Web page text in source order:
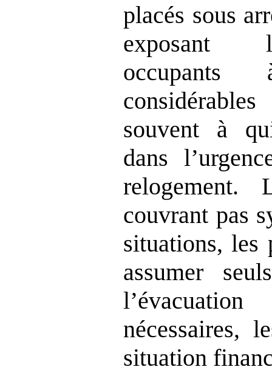
placés sous
exposant
souvent à
dans
relogement.
couvrant pas
situations, les
assumer
nécessaires,
situation